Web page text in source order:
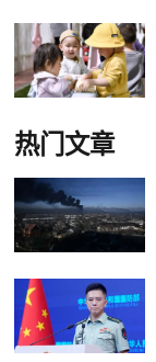
热门文章